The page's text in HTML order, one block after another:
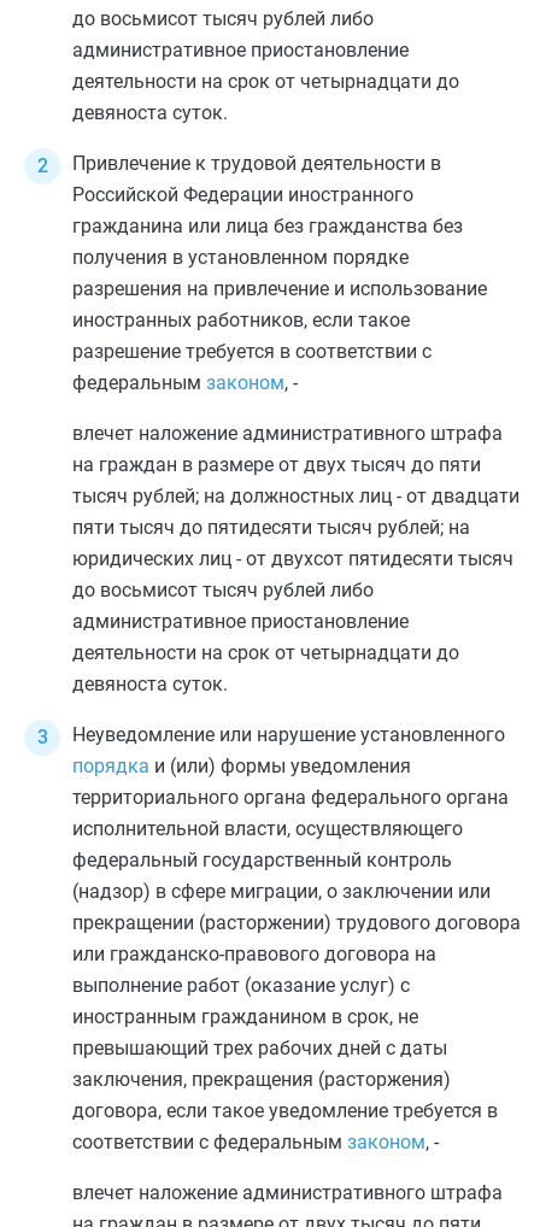
до восьмисот тысяч рублей либо
административное приостановление
деятельности на срок от четырнадцати до
девяноста суток.
Привлечение к трудовой деятельности в
Российской Федерации иностранного
гражданина или лица без гражданства без
получения в установленном порядке
разрешения на привлечение и использование
иностранных работников, если такое
разрешение требуется в соответствии с
федеральным законом, -
влечет наложение административного штрафа
на граждан в размере от двух тысяч до пяти
тысяч рублей; на должностных лиц - от двадцати
пяти тысяч до пятидесяти тысяч рублей; на
юридических лиц - от двухсот пятидесяти тысяч
до восьмисот тысяч рублей либо
административное приостановление
деятельности на срок от четырнадцати до
девяноста суток.
Неуведомление или нарушение установленного
порядка и (или) формы уведомления
территориального органа федерального органа
исполнительной власти, осуществляющего
федеральный государственный контроль
(надзор) в сфере миграции, о заключении или
прекращении (расторжении) трудового договора
или гражданско-правового договора на
выполнение работ (оказание услуг) с
иностранным гражданином в срок, не
превышающий трех рабочих дней с даты
заключения, прекращения (расторжения)
договора, если такое уведомление требуется в
соответствии с федеральным законом, -
влечет наложение административного штрафа